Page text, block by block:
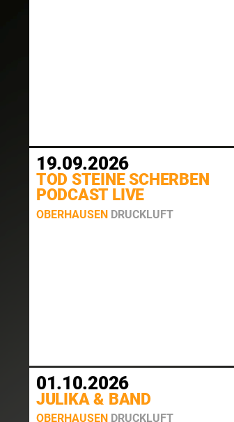
19.09.2026
TOD STEINE SCHERBEN
PODCAST LIVE
OBERHAUSEN DRUCKLUFT
01.10.2026
JULIKA & BAND
OBERHAUSEN DRUCKLUFT